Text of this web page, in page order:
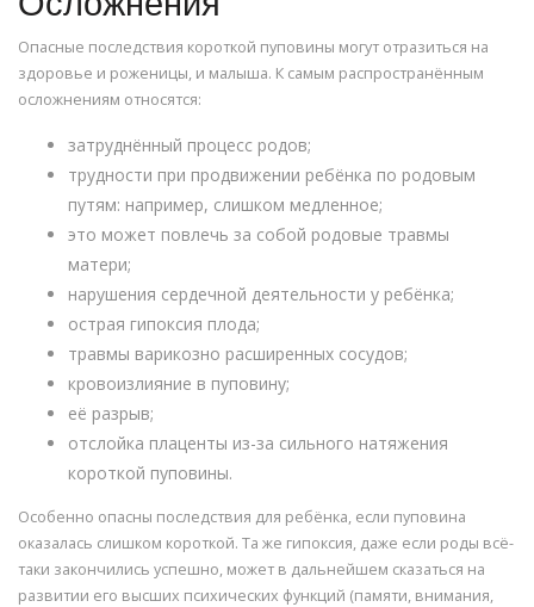
Осложнения
Опасные последствия короткой пуповины могут отразиться на
здоровье и роженицы, и малыша. К самым распространённым
осложнениям относятся:
затруднённый процесс родов;
трудности при продвижении ребёнка по родовым
путям: например, слишком медленное;
это может повлечь за собой родовые травмы
матери;
нарушения сердечной деятельности у ребёнка;
острая гипоксия плода;
травмы варикозно расширенных сосудов;
кровоизлияние в пуповину;
её разрыв;
отслойка плаценты из-за сильного натяжения
короткой пуповины.
Особенно опасны последствия для ребёнка, если пуповина
оказалась слишком короткой. Та же гипоксия, даже если роды всё-
таки закончились успешно, может в дальнейшем сказаться на
развитии его высших психических функций (памяти, внимания,